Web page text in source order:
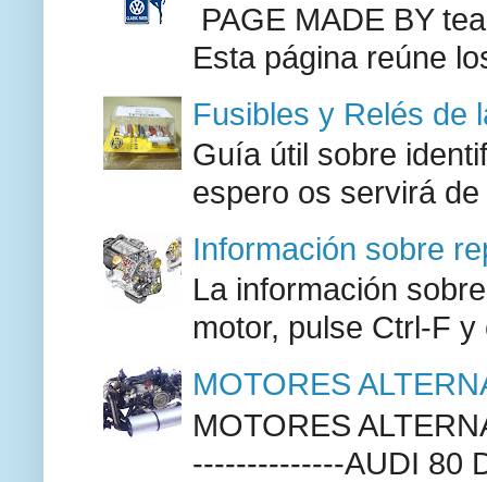
PAGE MADE BY
Esta página reúne
Fusibles y Relés de
Guía útil sobre
espero os servirá
Información sobre
La información
motor, pulse Ctrl-F
MOTORES
MOTORES
--------------AUDI 80